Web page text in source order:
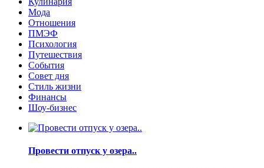
Мода
Отношения
ПМЭФ
Психология
Путешествия
События
Совет дня
Стиль жизни
Финансы
Шоу-бизнес
Провести отпуск у озера..